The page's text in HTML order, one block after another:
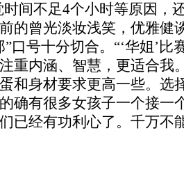
间不足4个小时等原因，
的曾光淡妆浅笑，优雅健
口号十分切合。“‘华姐’比
重内涵、智慧，更适合我
和身材要求更高一些。选
确有很多女孩子一个接一
已经有功利心了。千万不